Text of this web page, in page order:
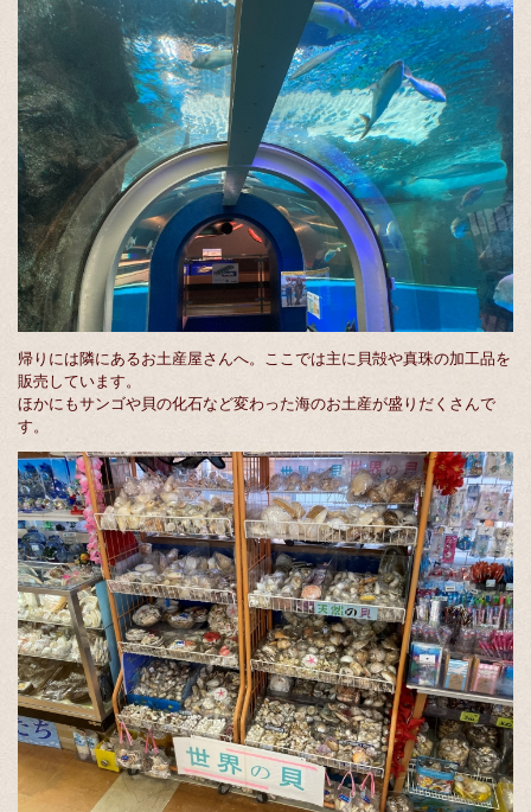
帰りには隣にあるお土産屋さんへ。ここでは主に貝殻や真珠の加工品を
販売しています。
ほかにもサンゴや貝の化石など変わった海のお土産が盛りだくさんで
す。